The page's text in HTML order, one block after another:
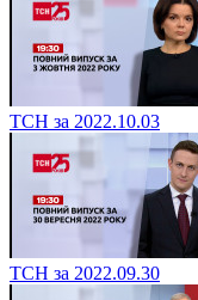
ТСН за 2022.10.03
ТСН за 2022.09.30